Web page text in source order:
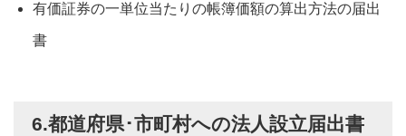
有価証券の一単位当たりの帳簿価額の算出方法の届出
書
6.都道府県･市町村への法人設立届出書